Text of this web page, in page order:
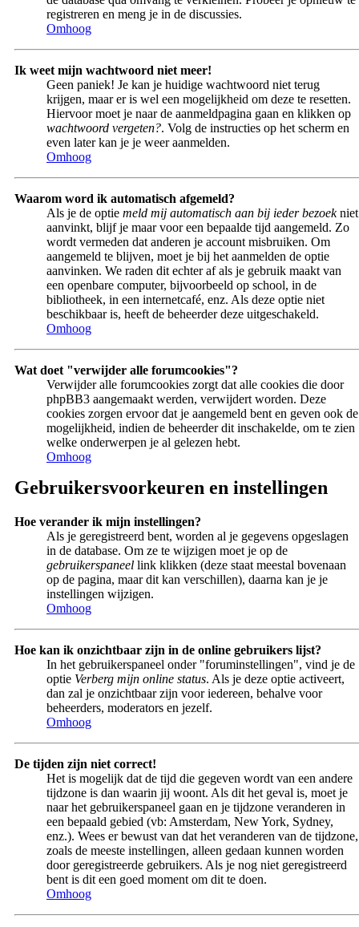
registreren en meng je in de discussies.
Omhoog
Ik weet mijn wachtwoord niet meer!
Geen paniek! Je kan je huidige wachtwoord niet terug
krijgen, maar er is wel een mogelijkheid om deze te resetten.
Hiervoor moet je naar de aanmeldpagina gaan en klikken op
wachtwoord vergeten?. Volg de instructies op het scherm en
even later kan je je weer aanmelden.
Omhoog
Waarom word ik automatisch afgemeld?
Als je de optie meld mij automatisch aan bij ieder bezoekniet
aanvinkt, blijf je maar voor een bepaalde tijd aangemeld. Zo
wordt vermeden dat anderen je account misbruiken. Om
aangemeld te blijven, moet je bij het aanmelden de optie
aanvinken. We raden dit echter af als je gebruik maakt van
een openbare computer, bijvoorbeeld op school, in de
bibliotheek, in een internetcafé, enz. Als deze optie niet
beschikbaar is, heeft de beheerder deze uitgeschakeld.
Omhoog
Wat doet "verwijder alle forumcookies"?
Verwijder alle forumcookies zorgt dat alle cookies die door
phpBB3 aangemaakt werden, verwijdert worden. Deze
cookies zorgen ervoor dat je aangemeld bent en geven ook de
mogelijkheid, indien de beheerder dit inschakelde, om te zien
welke onderwerpen je al gelezen hebt.
Omhoog
Gebruikersvoorkeuren en instellingen
Hoe verander ik mijn instellingen?
Als je geregistreerd bent, worden al je gegevens opgeslagen
in de database. Om ze te wijzigen moet je op de
gebruikerspaneel link klikken (deze staat meestal bovenaan
op de pagina, maar dit kan verschillen), daarna kan je je
instellingen wijzigen.
Omhoog
Hoe kan ik onzichtbaar zijn in de online gebruikers lijst?
In het gebruikerspaneel onder "foruminstellingen", vind je de
optie Verberg mijn online status. Als je deze optie activeert,
dan zal je onzichtbaar zijn voor iedereen, behalve voor
beheerders, moderators en jezelf.
Omhoog
De tijden zijn niet correct!
Het is mogelijk dat de tijd die gegeven wordt van een andere
tijdzone is dan waarin jij woont. Als dit het geval is, moet je
naar het gebruikerspaneel gaan en je tijdzone veranderen in
een bepaald gebied (vb: Amsterdam, New York, Sydney,
enz.). Wees er bewust van dat het veranderen van de tijdzone,
zoals de meeste instellingen, alleen gedaan kunnen worden
door geregistreerde gebruikers. Als je nog niet geregistreerd
bent is dit een goed moment om dit te doen.
Omhoog